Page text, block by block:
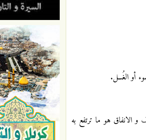
أو الغُسل.
الانفاق هو ما ترتفع به